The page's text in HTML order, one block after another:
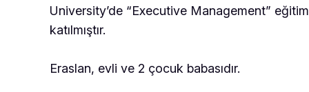
University’de “Executive Management”
katılmıştır.
Eraslan, evli ve 2 çocuk babasıdır.